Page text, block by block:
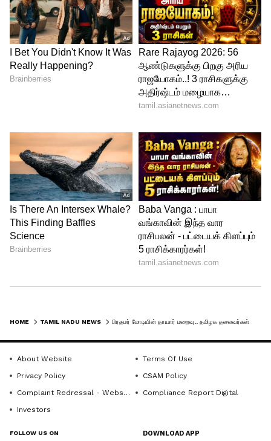
HOME TAMIL NADU NEWS
About Website
Terms Of Use
Privacy Policy
CSAM Policy
Complaint Redressal - Website
Compliance Report Digital
Investors
FOLLOW US ON DOWNLOAD APP